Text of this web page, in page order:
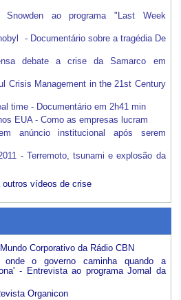
Snowden ao programa "Last Week
- Documentário sobre a tragédia De
debate a crise da Samarco em
Crisis Management in the 21st Century
time - Documentário em 2h41 min
EUA - Como as empresas lucram
anúncio institucional após serem
- Terremoto, tsunami e explosão da
vídeos de crise
Corporativo da Rádio CBN
o governo caminha quando a
- Entrevista ao programa Jornal da
Organicon